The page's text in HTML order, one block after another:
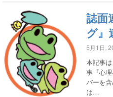
誌面
グ』
5月1日,
本記事
事『心
バーを
は…